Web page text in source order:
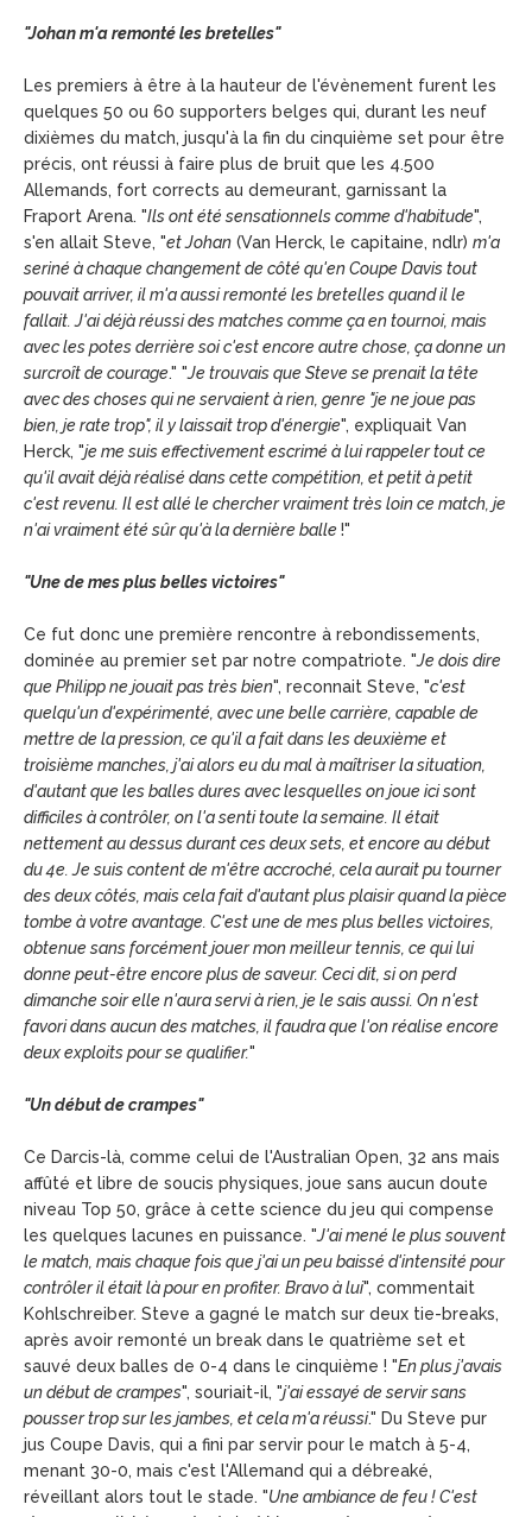
"Johan m'a remonté les bretelles"
Les premiers à être à la hauteur de l'évènement furent les
quelques 50 ou 60 supporters belges qui, durant les neuf
dixièmes du match, jusqu'à la fin du cinquième set pour être
précis, ont réussi à faire plus de bruit que les 4.500
Allemands, fort corrects au demeurant, garnissant la
Fraport Arena. "Ils ont été sensationnels comme d'habitude",
s'en allait Steve, "et Johan (Van Herck, le capitaine, ndlr) m'a
seriné à chaque changement de côté qu'en Coupe Davis tout
pouvait arriver, il m'a aussi remonté les bretelles quand il le
fallait. J'ai déjà réussi des matches comme ça en tournoi, mais
avec les potes derrière soi c'est encore autre chose, ça donne un
surcroît de courage." "Je trouvais que Steve se prenait la tête
avec des choses qui ne servaient à rien, genre "je ne joue pas
bien, je rate trop", il y laissait trop d'énergie", expliquait Van
Herck, "je me suis effectivement escrimé à lui rappeler tout ce
qu'il avait déjà réalisé dans cette compétition, et petit à petit
c'est revenu. Il est allé le chercher vraiment très loin ce match, je
n'ai vraiment été sûr qu'à la dernière balle !"
"Une de mes plus belles victoires"
Ce fut donc une première rencontre à rebondissements,
dominée au premier set par notre compatriote. "Je dois dire
que Philipp ne jouait pas très bien", reconnait Steve, "c'est
quelqu'un d'expérimenté, avec une belle carrière, capable de
mettre de la pression, ce qu'il a fait dans les deuxième et
troisième manches, j'ai alors eu du mal à maîtriser la situation,
d'autant que les balles dures avec lesquelles on joue ici sont
difficiles à contrôler, on l'a senti toute la semaine. Il était
nettement au dessus durant ces deux sets, et encore au début
du 4e. Je suis content de m'être accroché, cela aurait pu tourner
des deux côtés, mais cela fait d'autant plus plaisir quand la pièce
tombe à votre avantage. C'est une de mes plus belles victoires,
obtenue sans forcément jouer mon meilleur tennis, ce qui lui
donne peut-être encore plus de saveur. Ceci dit, si on perd
dimanche soir elle n'aura servi à rien, je le sais aussi. On n'est
favori dans aucun des matches, il faudra que l'on réalise encore
deux exploits pour se qualifier."
"Un début de crampes"
Ce Darcis-là, comme celui de l'Australian Open, 32 ans mais
affûté et libre de soucis physiques, joue sans aucun doute
niveau Top 50, grâce à cette science du jeu qui compense
les quelques lacunes en puissance. "J'ai mené le plus souvent
le match, mais chaque fois que j'ai un peu baissé d'intensité pour
contrôler il était là pour en profiter. Bravo à lui", commentait
Kohlschreiber. Steve a gagné le match sur deux tie-breaks,
après avoir remonté un break dans le quatrième set et
sauvé deux balles de 0-4 dans le cinquième ! "En plus j'avais
un début de crampes", souriait-il, "j'ai essayé de servir sans
pousser trop sur les jambes, et cela m'a réussi." Du Steve pur
jus Coupe Davis, qui a fini par servir pour le match à 5-4,
menant 30-0, mais c'est l'Allemand qui a débreaké,
réveillant alors tout le stade. "Une ambiance de feu ! C'est